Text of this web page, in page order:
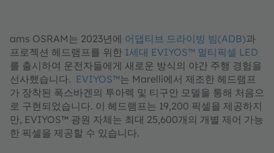
ams OSRAM는 2023년에 어댑티브 드라이빙 빔(ADB)과
프로젝션 헤드램프를 위한 1세대 EVIYOS™ 멀티픽셀 LED
를 출시하여 운전자들에게 새로운 방식의 야간 주행 경험을
선사했습니다. EVIYOS™는 Marelli에서 제조한 헤드램프
가 장착된 폭스바겐의 투아렉 및 티구안 모델을 통해 처음으
로 구현되었습니다. 이 헤드램프는 19,200 픽셀을 제공하지
만, EVIYOS™ 광원 자체는 최대 25,600개의 개별 제어 가능
한 픽셀을 제공할 수 있습니다.